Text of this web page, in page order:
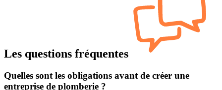
Les questions fréquentes
Quelles sont les obligations avant de créer une
entreprise de plomberie ?